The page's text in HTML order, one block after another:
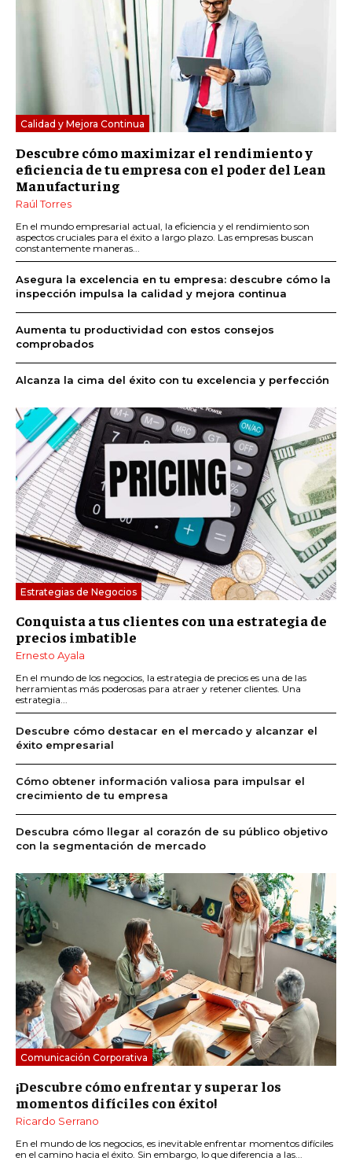
Calidad y Mejora Continua
Descubre cómo maximizar el rendimiento y
eficiencia de tu empresa con el poder del Lean
Manufacturing
Raúl Torres
En el mundo empresarial actual, la eficiencia y el rendimiento son
aspectos cruciales para el éxito a largo plazo. Las empresas buscan
constantemente maneras...
Asegura la excelencia en tu empresa: descubre cómo la
inspección impulsa la calidad y mejora continua
Aumenta tu productividad con estos consejos
comprobados
Alcanza la cima del éxito con tu excelencia y perfección
Estrategias de Negocios
Conquista a tus clientes con una estrategia de
precios imbatible
Ernesto Ayala
En el mundo de los negocios, la estrategia de precios es una de las
herramientas más poderosas para atraer y retener clientes. Una
estrategia...
Descubre cómo destacar en el mercado y alcanzar el
éxito empresarial
Cómo obtener información valiosa para impulsar el
crecimiento de tu empresa
Descubra cómo llegar al corazón de su público objetivo
con la segmentación de mercado
Comunicación Corporativa
¡Descubre cómo enfrentar y superar los
momentos difíciles con éxito!
Ricardo Serrano
En el mundo de los negocios, es inevitable enfrentar momentos difíciles
en el camino hacia el éxito. Sin embargo, lo que diferencia a las...